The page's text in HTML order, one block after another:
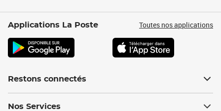
Applications La Poste Toutes nos applications
Restons connectés
Nos Services